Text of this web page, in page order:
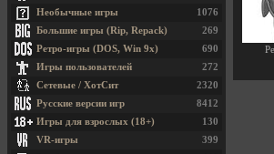
1076
Необычные игры
269
Большие игры (Rip, Repack)
690
Ретро-игры (DOS, Win 9x)
272
Игры пользователей
2320
Сетевые / ХотСит
8412
Русские версии игр
130
Игры для взрослых (18+)
399
VR-игры